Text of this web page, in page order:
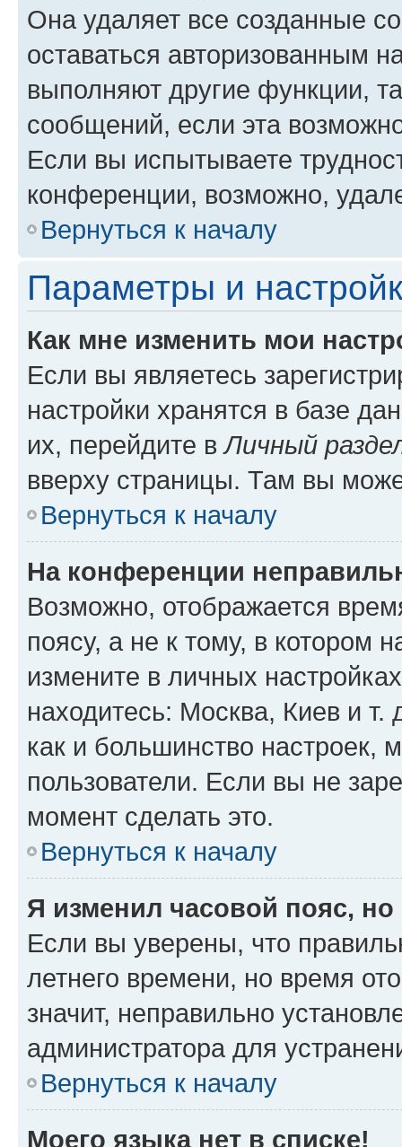
Она удаляет все созданные
оставаться авторизованным
выполняют другие функции,
сообщений, если эта
Если вы испытываете
конференции, возможно,
Вернуться к началу
Параметры и
Как мне изменить мои
Если вы являетесь
настройки хранятся в базе
их, перейдите вЛичный
вверху страницы. Там вы
Вернуться к началу
На конференции
Возможно, отображается
поясу, а не к тому, в котором
измените в личных
находитесь: Москва, Киев и т.
как и большинство настроек,
пользователи. Если вы не
момент сделать это.
Вернуться к началу
Я изменил часовой пояс,
Если вы уверены, что
летнего времени, но время
значит, неправильно
администратора для
Вернуться к началу
Моего языка нет в списке!